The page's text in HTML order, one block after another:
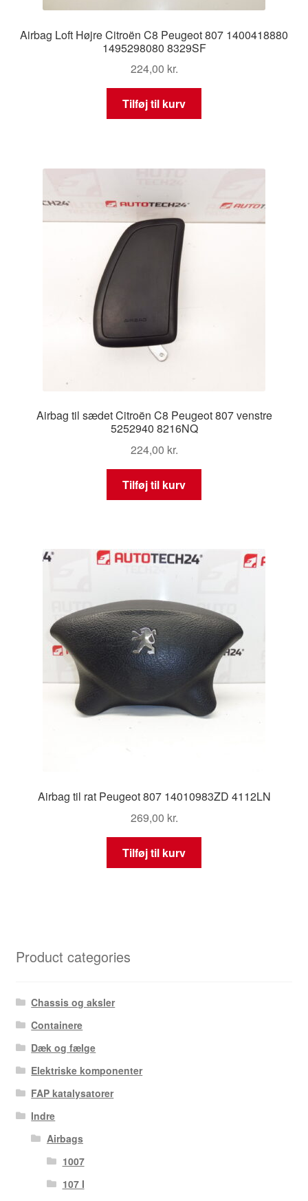
Airbag Loft Højre Citroën C8 Peugeot 807 1400418880
1495298080 8329SF
224,00 kr.
Tilføj til kurv
Airbag til sædet Citroën C8 Peugeot 807 venstre
5252940 8216NQ
224,00 kr.
Tilføj til kurv
Airbag til rat Peugeot 807 14010983ZD 4112LN
269,00 kr.
Tilføj til kurv
Product categories
Chassis og aksler
Containere
Dæk og fælge
Elektriske komponenter
FAP katalysatorer
Indre
Airbags
1007
107 I